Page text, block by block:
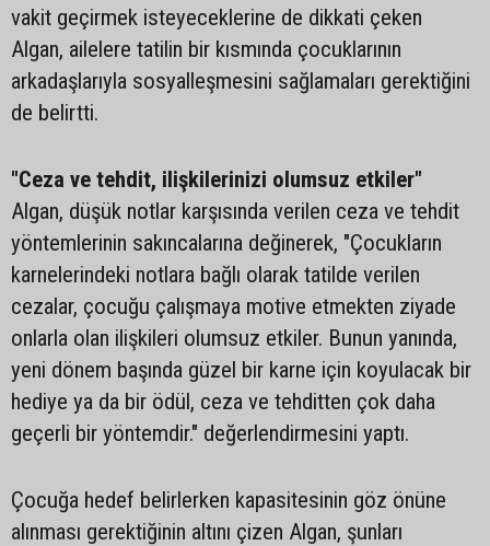
vakit geçirmek isteyeceklerine de dikkati çeken
Algan, ailelere tatilin bir kısmında çocuklarının
arkadaşlarıyla sosyalleşmesini sağlamaları gerektiğini
de belirtti.
"Ceza ve tehdit, ilişkilerinizi olumsuz etkiler"
Algan, düşük notlar karşısında verilen ceza ve tehdit
yöntemlerinin sakıncalarına değinerek, "Çocukların
karnelerindeki notlara bağlı olarak tatilde verilen
cezalar, çocuğu çalışmaya motive etmekten ziyade
onlarla olan ilişkileri olumsuz etkiler. Bunun yanında,
yeni dönem başında güzel bir karne için koyulacak bir
hediye ya da bir ödül, ceza ve tehditten çok daha
geçerli bir yöntemdir." değerlendirmesini yaptı.
Çocuğa hedef belirlerken kapasitesinin göz önüne
alınması gerektiğinin altını çizen Algan, şunları